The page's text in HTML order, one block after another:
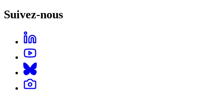
Suivez-nous